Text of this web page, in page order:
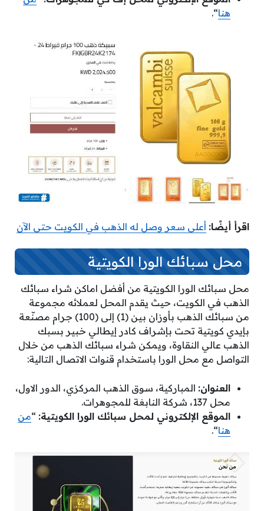
هنا“.
اقرأ أيضًا: أعلى سعر وصل له الذهب في الكويت حتى الآن
محل سبائك الورا الكويتية
محل سبائك الورا الكويتية من أفضل اماكن شراء سبائك
الذهب في الكويت، حيث يقدم المحل لعملائه مجموعة
من سبائك الذهب بأوزان بين (1) إلى (100) جرام مصنّعة
بإيدي كويتية تحت بإشراف كادر إيطالي خبير بسبك
الذهب عالي النقاوة، ويمكن شراء سبائك الذهب من خلال
التواصل مع محل الورا باستخدام قنوات الاتصال التالية:
العنوان: المباركية، سوق الذهب المركزي، الدور الاول،
محل 137، شركة النابغة للمجوهرات.
الموقع الإلكتروني لمحل سبائك الورا الكويتية: “من
هنا“.